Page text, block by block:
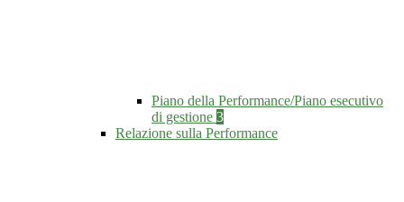
Piano della Performance/Piano esecutivo
di gestione 3
Relazione sulla Performance